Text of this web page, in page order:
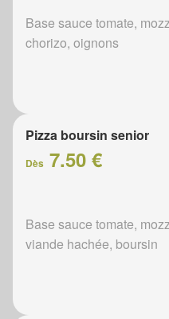
Base sauce tomate,
chorizo, oignons
Pizza boursin senior
Dès 7.50 €
Base sauce tomate,
viande hachée, boursin